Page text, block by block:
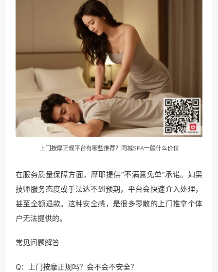
上门按摩正规平台有哪些推荐？同城SPA一般什么价位
在服务质量保障方面，摩耶提供“不满意免单”承诺。如果
技师服务态度或手法达不到预期，平台会快速介入处理，
甚至全额退款。这种安全感，是很多零散的上门推拿个体
户无法提供的。
常见问题解答
Q：上门按摩正规吗？会不会不安全？